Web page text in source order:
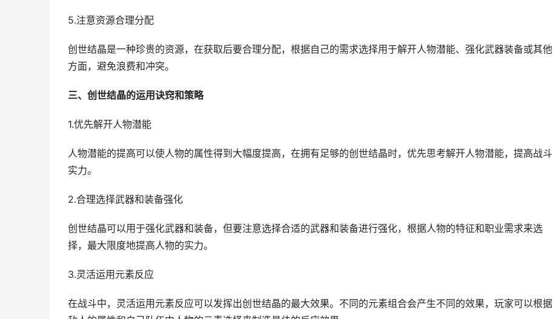
5.注意资源合理分配
创世结晶是一种珍贵的资源，在获取后要合理分配，根据自己的需求选择用于解开人物潜能、强化武器装备或其他
方面，避免浪费和冲突。
三、创世结晶的运用诀窍和策略
1.优先解开人物潜能
人物潜能的提高可以使人物的属性得到大幅度提高，在拥有足够的创世结晶时，优先思考解开人物潜能，提高战斗
实力。
2.合理选择武器和装备强化
创世结晶可以用于强化武器和装备，但要注意选择合适的武器和装备进行强化，根据人物的特征和职业需求来选
择，最大限度地提高人物的实力。
3.灵活运用元素反应
在战斗中，灵活运用元素反应可以发挥出创世结晶的最大效果。不同的元素组合会产生不同的效果，玩家可以根据